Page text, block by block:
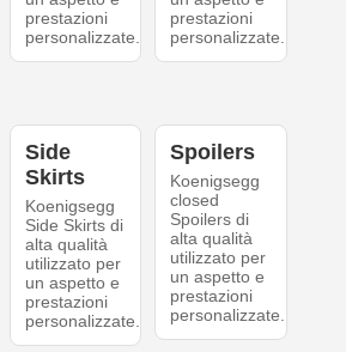
prestazioni
personalizzate.
prestazioni
personalizzate.
Side
Skirts
Koenigsegg
Side Skirts di
alta qualità
utilizzato per
un aspetto e
prestazioni
personalizzate.
Spoilers
Koenigsegg
closed
Spoilers di
alta qualità
utilizzato per
un aspetto e
prestazioni
personalizzate.